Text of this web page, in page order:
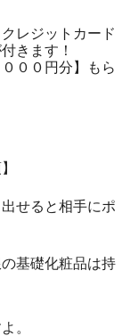
レジットカード
きます！
００円分】もら
せると相手にポ
基礎化粧品は持
。